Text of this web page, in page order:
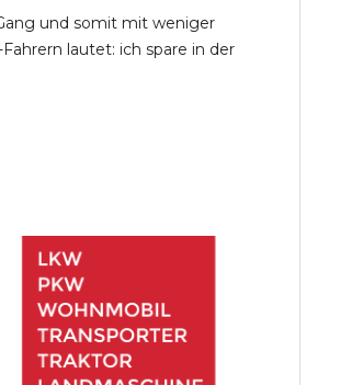
und somit mit weniger
lautet: ich spare in der